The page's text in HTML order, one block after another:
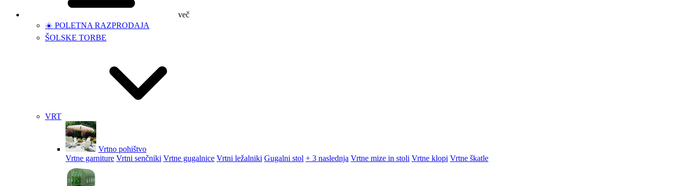
več
☀️ POLETNA RAZPRODAJA
ŠOLSKE TORBE
VRT
Vrtno pohištvo
Vrtne garniture Vrtni senčniki Vrtne gugalnice Vrtni ležalniki Gugalni stol + 3 naslednja Vrtne mize in stoli Vrtne klopi Vrtne škatle